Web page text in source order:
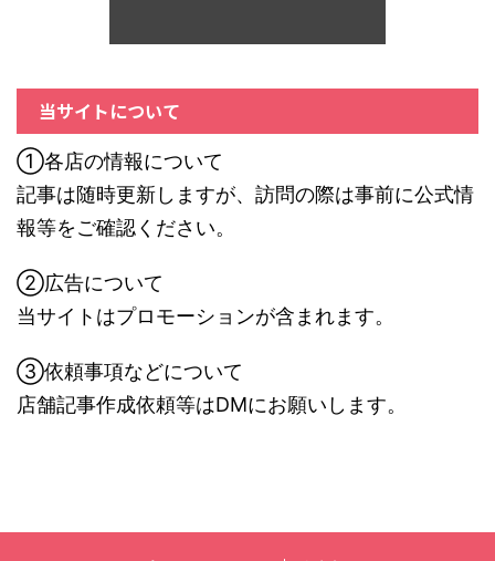
当サイトについて
①各店の情報について
記事は随時更新しますが、訪問の際は事前に公式情
報等をご確認ください。
②広告について
当サイトはプロモーションが含まれます。
③依頼事項などについて
店舗記事作成依頼等はDMにお願いします。